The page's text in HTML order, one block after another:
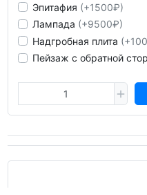
Эпитафия (+1500₽)
Лампада (+9500₽)
Надгробная плита
Пейзаж с обратной